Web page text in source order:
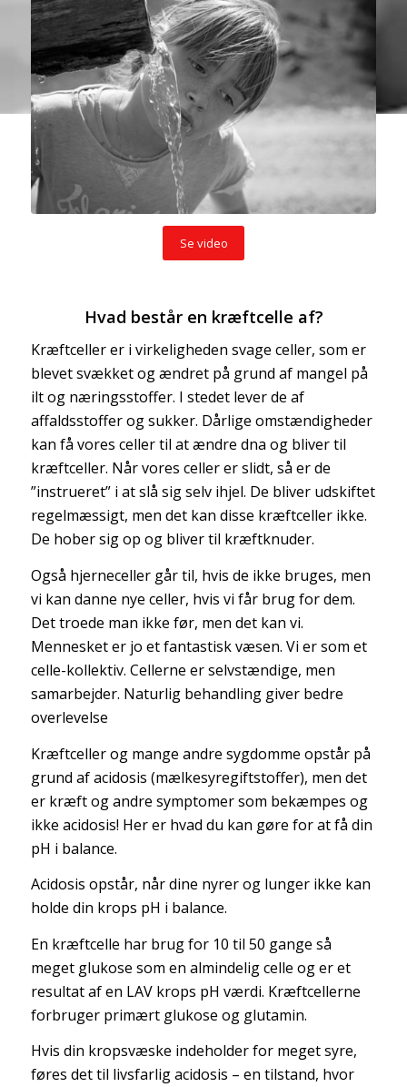
Se video
Hvad består en kræftcelle af?
Kræftceller er i virkeligheden svage celler, som er
blevet svækket og ændret på grund af mangel på
ilt og næringsstoffer. I stedet lever de af
affaldsstoffer og sukker. Dårlige omstændigheder
kan få vores celler til at ændre dna og bliver til
kræftceller. Når vores celler er slidt, så er de
”instrueret” i at slå sig selv ihjel. De bliver udskiftet
regelmæssigt, men det kan disse kræftceller ikke.
De hober sig op og bliver til kræftknuder.
Også hjerneceller går til, hvis de ikke bruges, men
vi kan danne nye celler, hvis vi får brug for dem.
Det troede man ikke før, men det kan vi.
Mennesket er jo et fantastisk væsen. Vi er som et
celle-kollektiv. Cellerne er selvstændige, men
samarbejder. Naturlig behandling giver bedre
overlevelse
Kræftceller og mange andre sygdomme opstår på
grund af acidosis (mælkesyregiftstoffer), men det
er kræft og andre symptomer som bekæmpes og
ikke acidosis! Her er hvad du kan gøre for at få din
pH i balance.
Acidosis opstår, når dine nyrer og lunger ikke kan
holde din krops pH i balance.
En kræftcelle har brug for 10 til 50 gange så
meget glukose som en almindelig celle og er et
resultat af en LAV krops pH værdi. Kræftcellerne
forbruger primært glukose og glutamin.
Hvis din kropsvæske indeholder for meget syre,
føres det til livsfarlig acidosis – en tilstand, hvor